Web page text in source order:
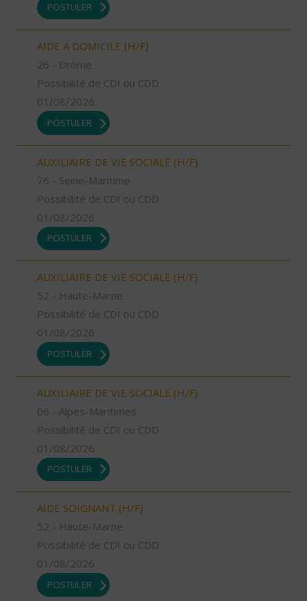
POSTULER
AIDE A DOMICILE (H/F)
26 - Drôme
Possibilité de CDI ou CDD
01/08/2026
POSTULER
AUXILIAIRE DE VIE SOCIALE (H/F)
76 - Seine-Maritime
Possibilité de CDI ou CDD
01/08/2026
POSTULER
AUXILIAIRE DE VIE SOCIALE (H/F)
52 - Haute-Marne
Possibilité de CDI ou CDD
01/08/2026
POSTULER
AUXILIAIRE DE VIE SOCIALE (H/F)
06 - Alpes-Maritimes
Possibilité de CDI ou CDD
01/08/2026
POSTULER
AIDE SOIGNANT (H/F)
52 - Haute-Marne
Possibilité de CDI ou CDD
01/08/2026
POSTULER